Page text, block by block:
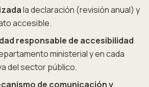
la declaración (revisión anual) y
accesible.
responsable de accesibilidad
ministerial y en cada
del sector público.
de comunicación y